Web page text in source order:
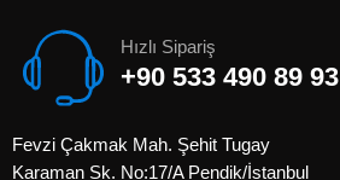
Hızlı Sipariş
+90 533 490 89 93
Fevzi Çakmak Mah. Şehit Tugay
Karaman Sk. No:17/A Pendik/İstanbul